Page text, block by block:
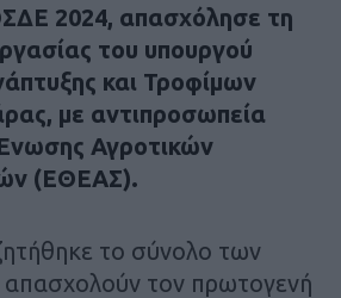
2024, απασχόλησε τη
του υπουργού
και Τροφίμων
με αντιπροσωπεία
Αγροτικών
(ΕΘΕΑΣ).
το σύνολο των
τον πρωτογενή